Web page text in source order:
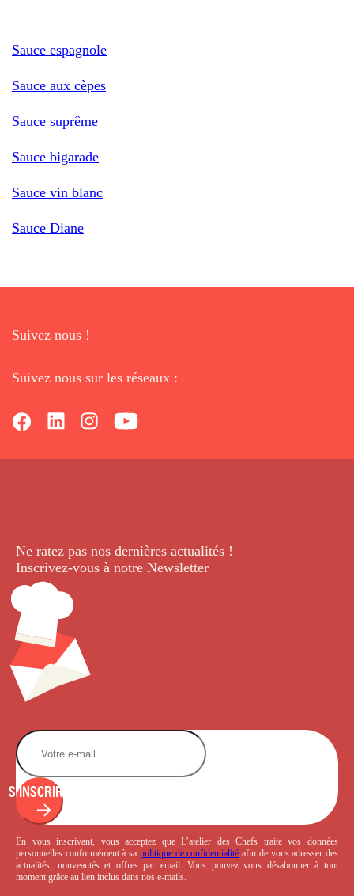
Sauce espagnole
Sauce aux cèpes
Sauce suprême
Sauce bigarade
Sauce vin blanc
Sauce Diane
Suivez nous !
Suivez nous sur les réseaux :
Ne ratez pas nos dernières actualités !
Inscrivez-vous à notre Newsletter.
S'INSCRIRE
En vous inscrivant, vous acceptez que L’atelier des Chefs traite vos données
personnelles conformément à sa politique de confidentialité afin de vous adresser des
actualités, nouveautés et offres par email. Vous pouvez vous désabonner à tout
moment grâce au lien inclus dans nos e-mails.